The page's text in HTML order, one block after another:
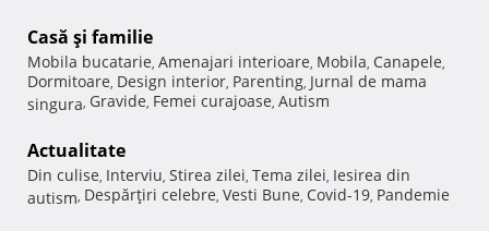
Casă şi familie
Mobila bucatarie, Amenajari interioare, Mobila, Canapele,
Dormitoare, Design interior, Parenting, Jurnal de mama
singura, Gravide, Femei curajoase, Autism
Actualitate
Din culise, Interviu, Stirea zilei, Tema zilei, Iesirea din
autism, Despărţiri celebre, Vesti Bune, Covid-19, Pandemie